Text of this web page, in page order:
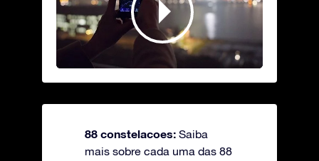
88 constelacoes: Saiba
mais sobre cada uma das 88